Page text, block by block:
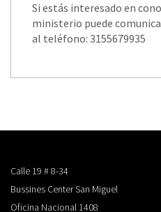
Si estás interesado en
ministerio puede
al teléfono: 3155679935
Calle 19 # 8-34
Bussines Center San Miguel
Oficina Nacional 1408